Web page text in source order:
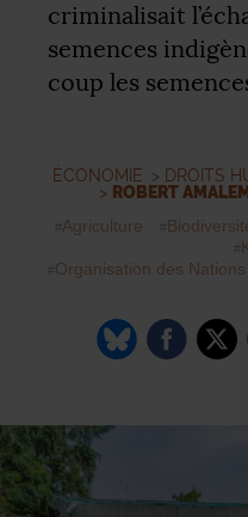
criminalisait
semences
coup les
ÉCONOMIE > DROITS
> ROBERT
Agriculture
Organisation des